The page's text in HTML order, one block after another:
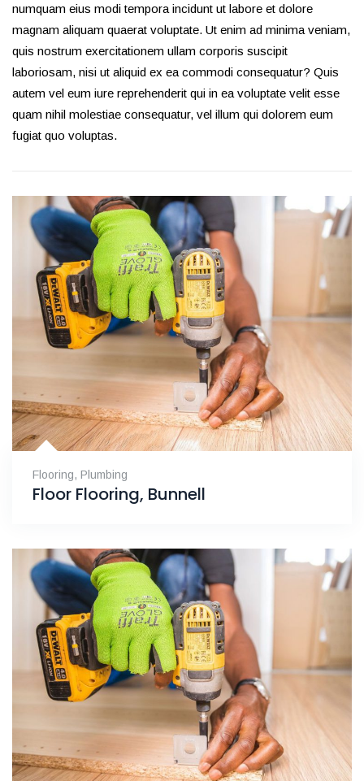
numquam eius modi tempora incidunt ut labore et dolore
magnam aliquam quaerat voluptate. Ut enim ad minima veniam,
quis nostrum exercitationem ullam corporis suscipit
laboriosam, nisi ut aliquid ex ea commodi consequatur? Quis
autem vel eum iure reprehenderit qui in ea voluptate velit esse
quam nihil molestiae consequatur, vel illum qui dolorem eum
fugiat quo voluptas.
Flooring, Plumbing
Floor Flooring, Bunnell